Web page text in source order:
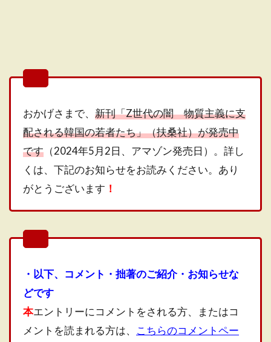
おかげさまで、 新刊「Z世代の闇 物質主義に支
配される韓国の若者たち」（扶桑社）が発売中
です （2024年5月2日、アマゾン発売日）。詳し
くは、下記のお知らせをお読みください。あり
がとうございます ！
・以下、コメント・拙著のご紹介・お知らせな
どです
本エントリーにコメントをされる方、またはコ
メントを読まれる方は、 こちらのコメントペー